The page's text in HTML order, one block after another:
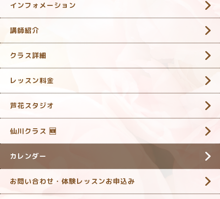
インフォメーション
講師紹介
クラス詳細
レッスン料金
芦花スタジオ
仙川クラス 🆕
カレンダー
お問い合わせ・体験レッスンお申込み